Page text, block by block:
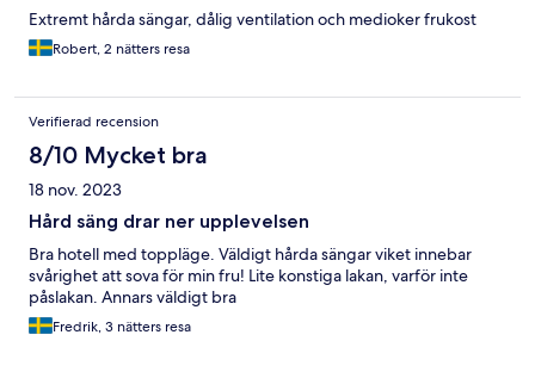
Extremt hårda sängar, dålig ventilation och medioker frukost
Robert, 2 nätters resa
Verifierad recension
8/10 Mycket bra
18 nov. 2023
Hård säng drar ner upplevelsen
Bra hotell med toppläge. Väldigt hårda sängar viket innebar
svårighet att sova för min fru! Lite konstiga lakan, varför inte
påslakan. Annars väldigt bra
Fredrik, 3 nätters resa